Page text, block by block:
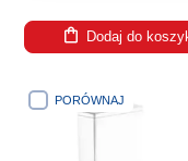
Dodaj do
PORÓWNAJ